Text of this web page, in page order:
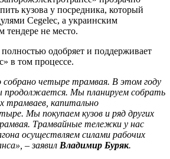
кузова у посредника, который
Cegelec, а украинским
тендере не место.
одобряет и поддерживает
в том процессе.
собрано четыре трамвая. В этом году
продолжается. Мы планируем собрать
трамваев, капитально
Мы покупаем кузов и ряд других
Трамвайные тележки у нас
осуществляем силами рабочих
– заявил Владимир Буряк.